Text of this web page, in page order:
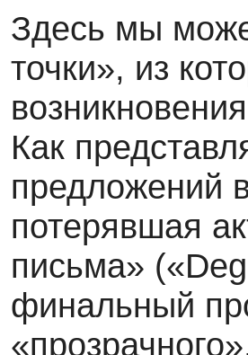
Здесь мы
точки», из
возникновения
Как
предложений
потерявшая
письма»
финальный